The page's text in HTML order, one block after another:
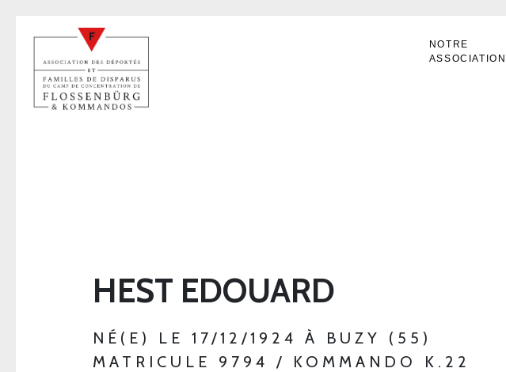
NOTRE
ASSOCIATION
HEST EDOUARD
NÉ(E) LE 17/12/1924 À BUZY (55)
MATRICULE 9794 / KOMMANDO K.22